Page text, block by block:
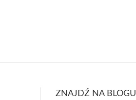
ZNAJDŹ NA BLOGU